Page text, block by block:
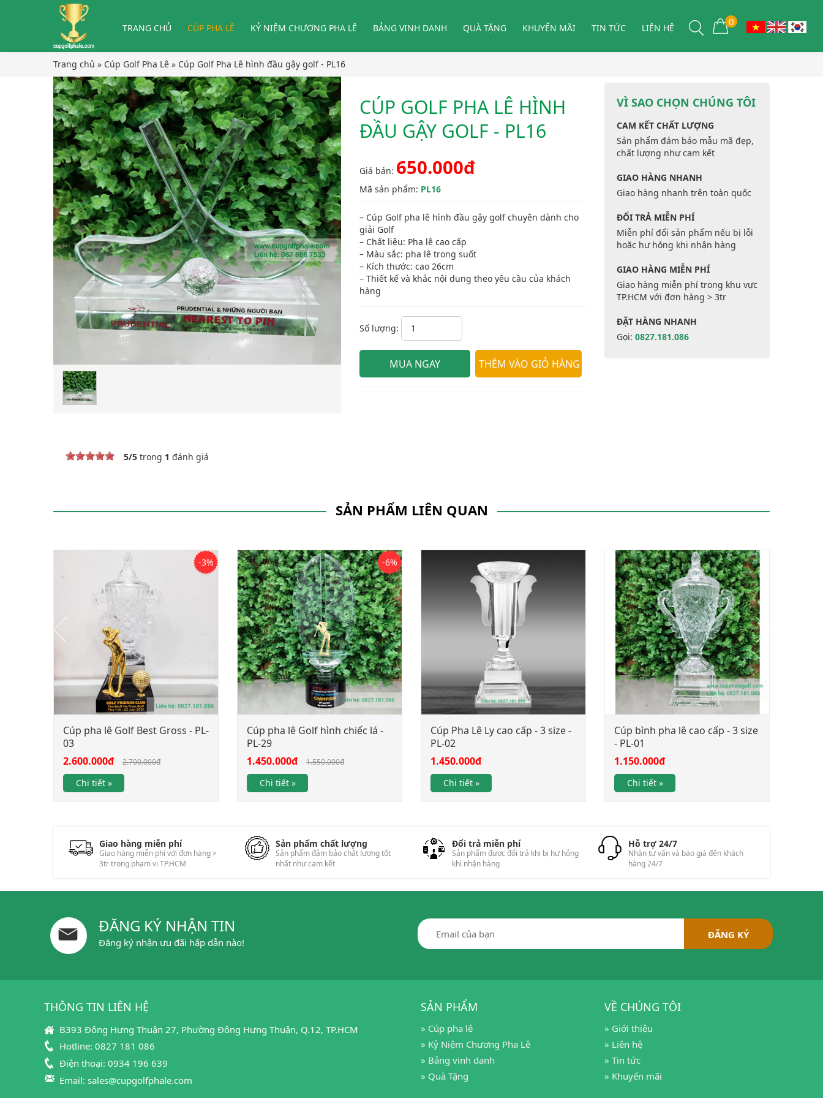
TRANG CHỦ CÚP PHA LÊ KỶ NIỆM CHƯƠNG PHA LÊ BẢNG VINH DANH QUÀ TẶNG KHUYẾN MÃI TIN TỨC LIÊN HỆ
0
Trang chủ » Cúp Golf Pha Lê » Cúp Golf Pha Lê hình đầu gậy golf - PL16
CÚP GOLF PHA LÊ HÌNH
ĐẦU GẬY GOLF - PL16
Giá bán: 650.000đ
Mã sản phẩm: PL16
– Cúp Golf pha lê hình đầu gậy golf chuyên dành cho
giải Golf
– Chất liệu: Pha lê cao cấp
– Màu sắc: pha lê trong suốt
– Kích thước: cao 26cm
– Thiết kế và khắc nội dung theo yêu cầu của khách
hàng
Số lượng:
VÌ SAO CHỌN CHÚNG TÔI
CAM KẾT CHẤT LƯỢNG
Sản phẩm đảm bảo mẫu mã đẹp,
chất lượng như cam kết
GIAO HÀNG NHANH
Giao hàng nhanh trên toàn quốc
ĐỔI TRẢ MIỄN PHÍ
Miễn phí đổi sản phẩm nếu bị lỗi
hoặc hư hỏng khi nhận hàng
GIAO HÀNG MIỄN PHÍ
Giao hàng miễn phí trong khu vực
TP.HCM với đơn hàng > 3tr
ĐẶT HÀNG NHANH
Gọi: 0827.181.086
5/5 trong 1 đánh giá
SẢN PHẨM LIÊN QUAN
-3%
Cúp pha lê Golf Best Gross - PL-
03
2.600.000đ
2.700.000đ
Chi tiết »
-6%
Cúp pha lê Golf hình chiếc lá -
PL-29
1.450.000đ
1.550.000đ
Chi tiết »
Cúp Pha Lê Ly cao cấp - 3 size -
PL-02
1.450.000đ
Chi tiết »
Cúp bình pha lê cao cấp - 3 size
- PL-01
1.150.000đ
Chi tiết »
Giao hàng miễn phí
Giao hàng miễn phí với đơn hàng >
3tr trong phạm vi TP.HCM
Sản phẩm chất lượng
Sản phẩm đảm bảo chất lượng tốt
nhất như cam kết
Đổi trả miễn phí
Sản phẩm được đổi trả khi bị hư hỏng
khi nhận hàng
Hỗ trợ 24/7
Nhận tư vấn và báo giá đến khách
hàng 24/7
ĐĂNG KÝ NHẬN TIN
Đăng ký nhận ưu đãi hấp dẫn nào!
THÔNG TIN LIÊN HỆ
B393 Đông Hưng Thuận 27, Phường Đông Hưng Thuận, Q.12, TP.HCM
Hotline: 0827 181 086
Điện thoại: 0934 196 639
Email: sales@cupgolfphale.com
SẢN PHẨM
» Cúp pha lê
» Kỷ Niệm Chương Pha Lê
» Bảng vinh danh
» Quà Tặng
VỀ CHÚNG TÔI
» Giới thiệu
» Liên hệ
» Tin tức
» Khuyến mãi